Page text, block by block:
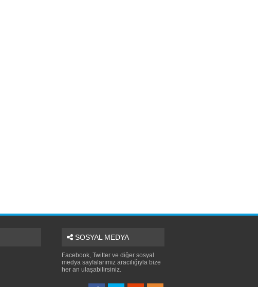
SOSYAL MEDYA
Facebook, Twitter ve diğer sosyal
medya sayfalarımız aracılığıyla bize
her an ulaşabilirsiniz.